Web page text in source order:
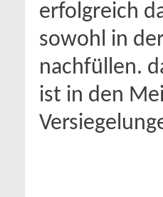
erfolgreich
sowohl in
nachfüllen.
ist in den